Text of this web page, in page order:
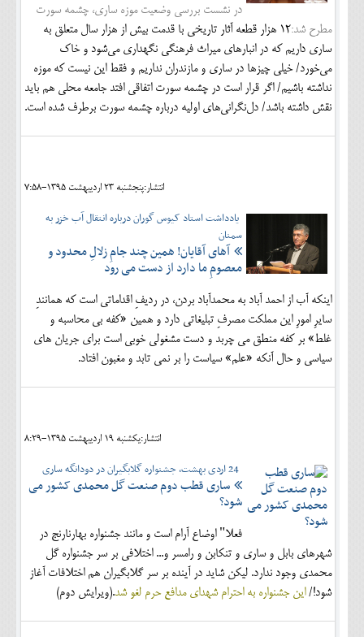
در نشست بررسی وضعیت موزه ساری، چشمه سورت
مطرح شد:
12 هزار قطعه آثار تاریخی با قدمت بیش از هزار سال متعلق به
ساری داریم که در انبارهای میراث فرهنگی نگهداری می‌شود و خاک
می‌خورد/ خیلی چیزها در ساری و مازندران نداریم و فقط این نیست که موزه
نداشته باشیم/ اگر قرار است در چشمه سورت اتفاقی افتد جامعه محلی هم باید
نقش داشته باشد/ دل‌نگرانی‌های اولیه درباره چشمه سورت برطرف شده است.
انتشار:پنجشنبه 23 ارديبهشت 1395-7:58
یادداشت استاد کیوس گوران درباره انتقال آب خزر به
سمنان
آهای آقایان! همین چند جامِ زلالِ محدود و
معصومِ ما دارد از دست می رود
اینکه آب از احمد آباد به محمدآباد بردن، در ردیفِ اقداماتی است که همانندِ
سایرِ امورِ این مملکت مصرفِ تبلیغاتی دارد و همین «کفه بی محاسبه و
غلط» بر کفه منطق می چربد و دست مشغولی خوبی است برای جریان های
سیاسی و حال آنکه «علم» سیاست را بر نمی تابد و مغبون افتاد.
انتشار:يکشنبه 19 ارديبهشت 1395-8:29
24 اردی بهشت، جشنواره گلابگیران در دودانگه ساری
ساری قطب دوم صنعت گل محمدی کشور می
شود؟
فعلا" اوضاع آرام است و مانند جشنواره بهارنارنج در
شهرهای بابل و ساری و تنکابن و رامسر و... اختلافی بر سر جشنواره گل
محمدی وجود ندارد. لیکن شاید در آینده بر سر گلابگیران هم اختلافات آغاز
شود!/این جشنواره به احترام شهدای مدافع حرم لغو شد.(ویرایش دوم)